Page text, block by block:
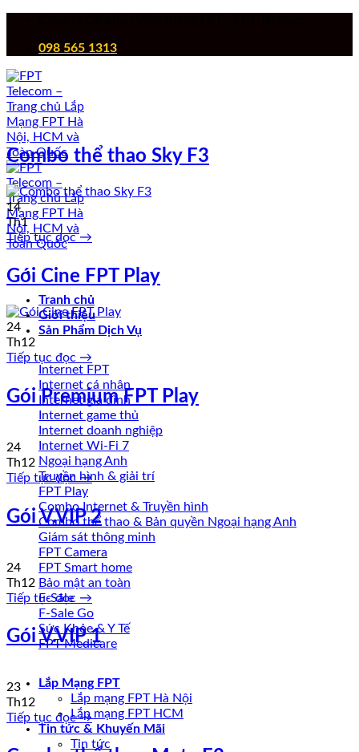
098 565 1313
Tranh chủ
Giới thiệu
Sản Phẩm Dịch Vụ
Internet FPT
Internet cá nhân
Internet gia đình
Internet game thủ
Internet doanh nghiệp
Internet Wi-Fi 7
Ngoại hạng Anh
Truyền hình & giải trí
FPT Play
Combo Internet & Truyền hình
Combo thể thao & Bản quyền Ngoại hạng Anh
Giám sát thông minh
FPT Camera
FPT Smart home
Bảo mật an toàn
F-Sale
F-Sale Go
Sức Khỏe & Y Tế
FPT Medicare
Lắp Mạng FPT
Lắp mạng FPT Hà Nội
Lắp mạng FPT HCM
Tin tức & Khuyến Mãi
Tin tức
Combo thể thao Sky F3
14
Th1
Tiếp tục đọc→
Gói Cine FPT Play
24
Th12
Tiếp tục đọc →
Gói Premium FPT Play
24
Th12
Tiếp tục đọc →
Gói V.VIP 2
24
Th12
Tiếp tục đọc →
Gói V.VIP 1
23
Th12
Tiếp tục đọc→